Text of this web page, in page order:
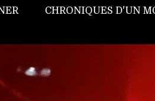
CHRONIQUES D'UN